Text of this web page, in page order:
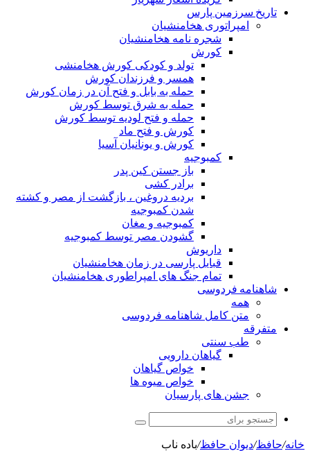
تاریخ سرزمین پارس
امپراتوری هخامنشیان
شجره نامه هخامنشیان
کورش
تولد و کودکی کورش هخامنشی
همسر و فرزندان کورش
حمله به بابل و فتح آن در زمان کورش
حمله به شرق توسط کورش
حمله و فتح لودیه توسط کورش
کورش و فتح ماد
کورش و یونانیان آسیا
کمبوجیه
باز جستن کین پدر
برادر کشی
بردیه دروغین ، بازگشت از مصر و کشته
شدن کمبوجیه
کمبوجیه و مغان
گشودن مصر توسط کمبوجیه
داریوش
قبایل پارسی در زمان هخامنشیان
تمام جنگ های امپراطوری هخامنشیان
شاهنامه فردوسی
همه
متن کامل شاهنامه فردوسی
متفرقه
طب سنتی
گیاهان دارویی
خواص گیاهان
خواص میوه ها
جشن های پارسیان
جستجو
خانه/حافظ/دیوان حافظ/باده ناب